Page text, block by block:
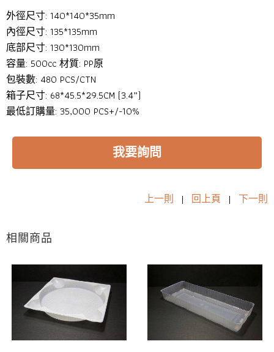
外徑尺寸: 140*140*35mm
內徑尺寸: 135*135mm
底部尺寸: 130*130mm
容量: 500cc 材質: PP原
包裝數: 480 PCS/CTN
箱子尺寸: 68*45.5*29.5CM (3.4”)
最低訂購量: 35,000 PCS+/-10%
我要詢問
上一則 | 回上頁 | 下一則
相關商品